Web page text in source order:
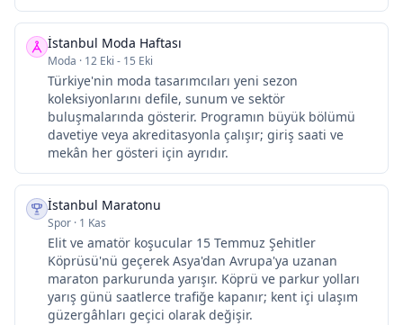
İstanbul Moda Haftası
Moda · 12 Eki - 15 Eki
Türkiye'nin moda tasarımcıları yeni sezon
koleksiyonlarını defile, sunum ve sektör
buluşmalarında gösterir. Programın büyük bölümü
davetiye veya akreditasyonla çalışır; giriş saati ve
mekân her gösteri için ayrıdır.
İstanbul Maratonu
Spor · 1 Kas
Elit ve amatör koşucular 15 Temmuz Şehitler
Köprüsü'nü geçerek Asya'dan Avrupa'ya uzanan
maraton parkurunda yarışır. Köprü ve parkur yolları
yarış günü saatlerce trafiğe kapanır; kent içi ulaşım
güzergâhları geçici olarak değişir.